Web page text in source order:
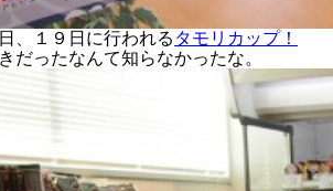
、１９日に行われる タモリカップ！
だったなんて知らなかったな。